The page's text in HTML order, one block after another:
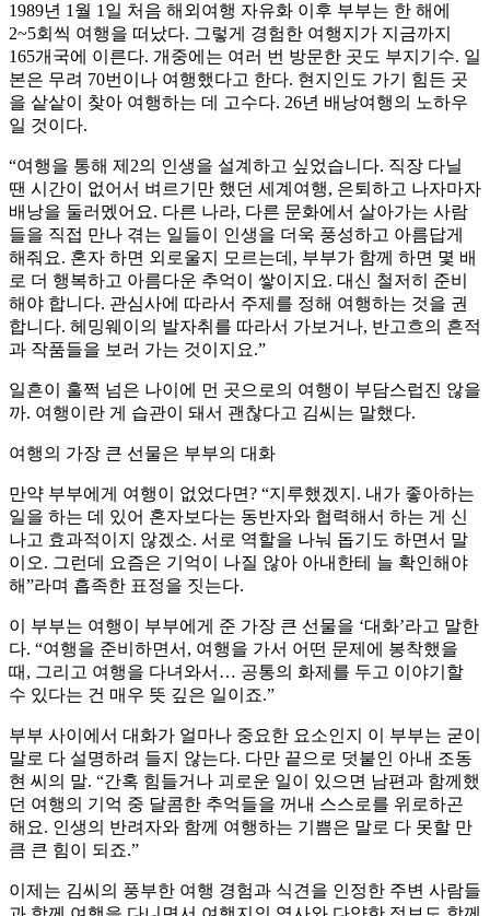
1989년 1월 1일 처음 해외여행 자유화 이후 부부는 한 해에
2~5회씩 여행을 떠났다. 그렇게 경험한 여행지가 지금까지
165개국에 이른다. 개중에는 여러 번 방문한 곳도 부지기수. 일
본은 무려 70번이나 여행했다고 한다. 현지인도 가기 힘든 곳
을 샅샅이 찾아 여행하는 데 고수다. 26년 배낭여행의 노하우
일 것이다.
“여행을 통해 제2의 인생을 설계하고 싶었습니다. 직장 다닐
땐 시간이 없어서 벼르기만 했던 세계여행, 은퇴하고 나자마자
배낭을 둘러멨어요. 다른 나라, 다른 문화에서 살아가는 사람
들을 직접 만나 겪는 일들이 인생을 더욱 풍성하고 아름답게
해줘요. 혼자 하면 외로울지 모르는데, 부부가 함께 하면 몇 배
로 더 행복하고 아름다운 추억이 쌓이지요. 대신 철저히 준비
해야 합니다. 관심사에 따라서 주제를 정해 여행하는 것을 권
합니다. 헤밍웨이의 발자취를 따라서 가보거나, 반고흐의 흔적
과 작품들을 보러 가는 것이지요.”
일흔이 훌쩍 넘은 나이에 먼 곳으로의 여행이 부담스럽진 않을
까. 여행이란 게 습관이 돼서 괜찮다고 김씨는 말했다.
여행의 가장 큰 선물은 부부의 대화
만약 부부에게 여행이 없었다면? “지루했겠지. 내가 좋아하는
일을 하는 데 있어 혼자보다는 동반자와 협력해서 하는 게 신
나고 효과적이지 않겠소. 서로 역할을 나눠 돕기도 하면서 말
이오. 그런데 요즘은 기억이 나질 않아 아내한테 늘 확인해야
해”라며 흡족한 표정을 짓는다.
이 부부는 여행이 부부에게 준 가장 큰 선물을 ‘대화’라고 말한
다. “여행을 준비하면서, 여행을 가서 어떤 문제에 봉착했을
때, 그리고 여행을 다녀와서… 공통의 화제를 두고 이야기할
수 있다는 건 매우 뜻 깊은 일이죠.”
부부 사이에서 대화가 얼마나 중요한 요소인지 이 부부는 굳이
말로 다 설명하려 들지 않는다. 다만 끝으로 덧붙인 아내 조동
현 씨의 말. “간혹 힘들거나 괴로운 일이 있으면 남편과 함께했
던 여행의 기억 중 달콤한 추억들을 꺼내 스스로를 위로하곤
해요. 인생의 반려자와 함께 여행하는 기쁨은 말로 다 못할 만
큼 큰 힘이 되죠.”
이제는 김씨의 풍부한 여행 경험과 식견을 인정한 주변 사람들